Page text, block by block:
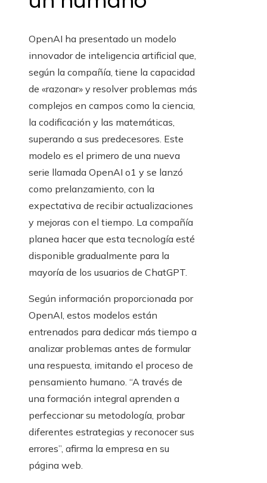
OpenAI ha presentado un modelo
innovador de inteligencia artificial que,
según la compañía, tiene la capacidad
de «razonar» y resolver problemas más
complejos en campos como la ciencia,
la codificación y las matemáticas,
superando a sus predecesores. Este
modelo es el primero de una nueva
serie llamada OpenAI o1 y se lanzó
como prelanzamiento, con la
expectativa de recibir actualizaciones
y mejoras con el tiempo. La compañía
planea hacer que esta tecnología esté
disponible gradualmente para la
mayoría de los usuarios de ChatGPT.
Según información proporcionada por
OpenAI, estos modelos están
entrenados para dedicar más tiempo a
analizar problemas antes de formular
una respuesta, imitando el proceso de
pensamiento humano. “A través de
una formación integral aprenden a
perfeccionar su metodología, probar
diferentes estrategias y reconocer sus
errores”, afirma la empresa en su
página web.